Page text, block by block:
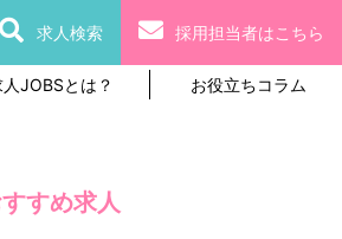
JOBSとは？ お役立ちコラム
求人検索 採用担当者はこちら
すめ求人